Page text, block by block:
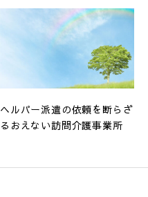
ヘルパー派遣の依頼を断らざ
るおえない訪問介護事業所